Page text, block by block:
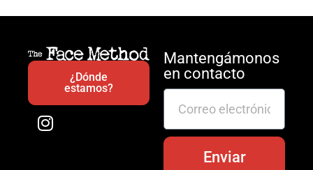
¿Dónde
estamos?
Mantengámonos
en contacto
Enviar